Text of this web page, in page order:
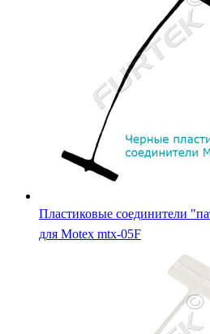
Пластиковые соединители
для Motex mtx-05F